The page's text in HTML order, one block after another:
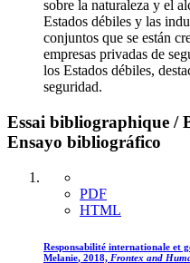
sobre la naturaleza y el
Estados débiles y las
conjuntos que se están
empresas privadas de
los Estados débiles,
seguridad.
Essai bibliographique /
Ensayo bibliográfico
PDF
HTML
Responsabilité internationale et
Melanie, 2018, Frontex and